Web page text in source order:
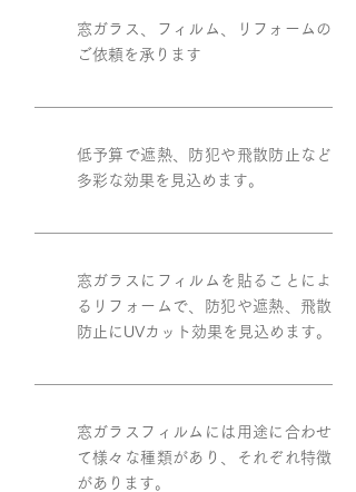
窓ガラス、フィルム、リフォームの
ご依頼を承ります
低予算で遮熱、防犯や飛散防止など
多彩な効果を見込めます。
窓ガラスにフィルムを貼ることによ
るリフォームで、防犯や遮熱、飛散
防止にUVカット効果を見込めます。
窓ガラスフィルムには用途に合わせ
て様々な種類があり、それぞれ特徴
があります。